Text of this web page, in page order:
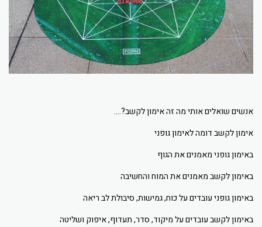
אנשים שואלים אותי מה זה אימון לקשב?....
אימון לקשב דומה לאימון גופני
באימון גופני מאמנים את הגוף
באימון לקשב מאמנים את המוח והחשיבה
באימון גופני עובדים על כוח, גמישות, סיבולת לב ריאה
באימון לקשב עובדים על מיקוד, סדר, תעדוף, איפוק ושליטה